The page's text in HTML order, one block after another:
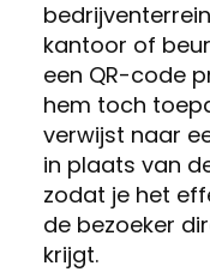
kantoor of
een QR-code
hem toch
verwijst naar
in plaats van
zodat je het
de bezoeker
krijgt.